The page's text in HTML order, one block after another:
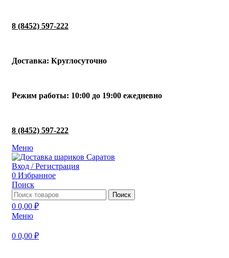
8 (8452) 597-222
Доставка: Круглосуточно
Режим работы: 10:00 до 19:00 ежедневно
8 (8452) 597-222
Меню
Вход / Регистрация
0 Избранное
Поиск
Поиск
0 0,00 ₽
Меню
0 0,00 ₽